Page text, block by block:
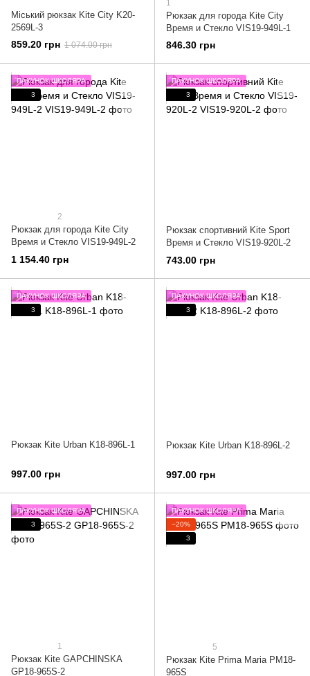
Міський рюкзак Kite City K20-
2569L-3
859.20 грн 1 074.00 грн
1
Рюкзак для города Kite City
Время и Стекло VIS19-949L-1
846.30 грн
ПАКУНОК ШКОЛЯРА
3
2
Рюкзак для города Kite City
Время и Стекло VIS19-949L-2
1 154.40 грн
ПАКУНОК ШКОЛЯРА
3
Рюкзак спортивний Kite Sport
Время и Стекло VIS19-920L-2
743.00 грн
ПАКУНОК ШКОЛЯРА
3
Рюкзак Kite Urban K18-896L-1
997.00 грн
ПАКУНОК ШКОЛЯРА
3
Рюкзак Kite Urban K18-896L-2
997.00 грн
ПАКУНОК ШКОЛЯРА
3
1
Рюкзак Kite GAPCHINSKA
GP18-965S-2
ПАКУНОК ШКОЛЯРА
−20%
3
5
Рюкзак Kite Prima Maria PM18-
965S